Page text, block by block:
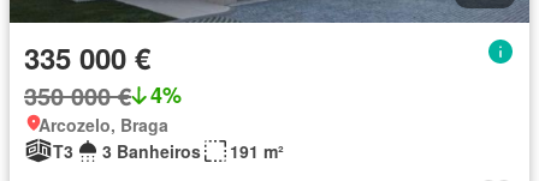
335 000 €
350 000 € 4%
Arcozelo, Braga
T3
3 Banheiros 191 m²